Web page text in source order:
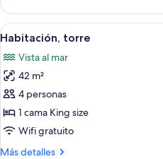
estudio
Confort
Ver
todas
las
fotos
de
Habitación,
torre
6
Habitación, torre
Vista al mar
42 m²
4 personas
1 cama King size
Wifi gratuito
Más detalles
Más